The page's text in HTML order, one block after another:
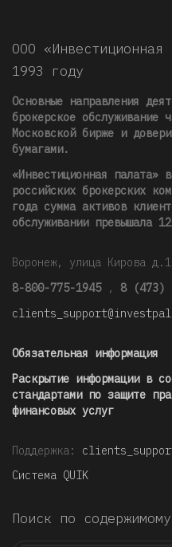
ООО
1993 году
Основные направления
брокерское обслуживание
Московской бирже и
бумагами.
«Инвестиционная палата»
российских брокерских
года сумма активов
обслуживании превышала
Воронеж, улица Кирова
8-800-775-1945 , 8 (473)
Обязательная информация
Раскрытие информации в
стандартами по защите
финансовых услуг
Поддержка:
Система QUIK
Поиск по содержимому